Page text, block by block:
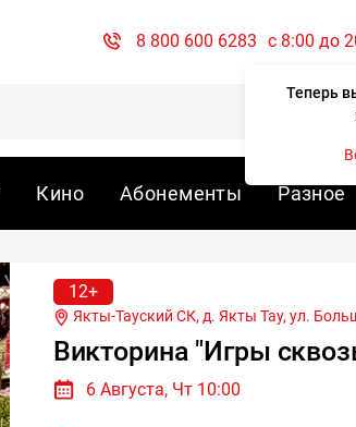
8 800 600 6283 c 8:00 до
Теперь
Кино Абонементы Разное
12+
Якты-Тауский СК, д. Якты Тау, ул.
Викторина "Игры
6 Августа, Чт 10:00